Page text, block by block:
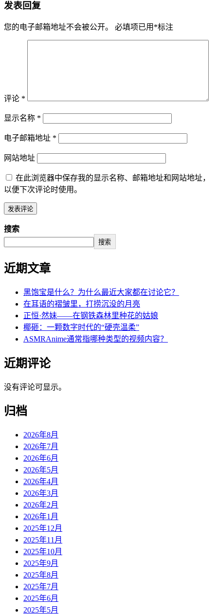
发表回复
您的电子邮箱地址不会被公开。 必填项已用 *标注
评论 *
显示名称 *
电子邮箱地址 *
网站地址
在此浏览器中保存我的显示名称、邮箱地址和网站地址，
以便下次评论时使用。
搜索
搜索
近期文章
黑饱宝是什么？为什么最近大家都在讨论它？
在耳语的褶皱里，打捞沉没的月亮
正恒·然妹——在钢铁森林里种花的姑娘
椰砸：一颗数字时代的“硬壳温柔”
ASMRAnime通常指哪种类型的视频内容？
近期评论
没有评论可显示。
归档
2026年8月
2026年7月
2026年6月
2026年5月
2026年4月
2026年3月
2026年2月
2026年1月
2025年12月
2025年11月
2025年10月
2025年9月
2025年8月
2025年7月
2025年6月
2025年5月